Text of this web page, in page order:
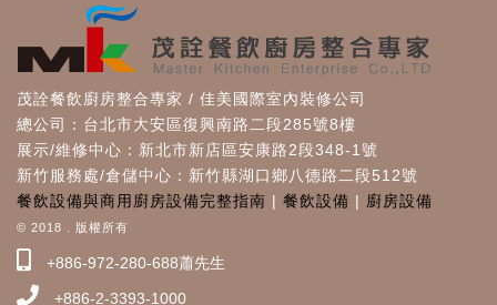
茂詮餐飲廚房整合專家 / 佳美國際室內裝修公司
總公司：台北市大安區復興南路二段285號8樓
展示/維修中心：新北市新店區安康路2段348-1號
新竹服務處/倉儲中心：新竹縣湖口鄉八德路二段512號
餐飲設備與商用廚房設備完整指南 | 餐飲設備 | 廚房設備
© 2018 . 版權所有
+886-972-280-688蕭先生
+886-2-3393-1000